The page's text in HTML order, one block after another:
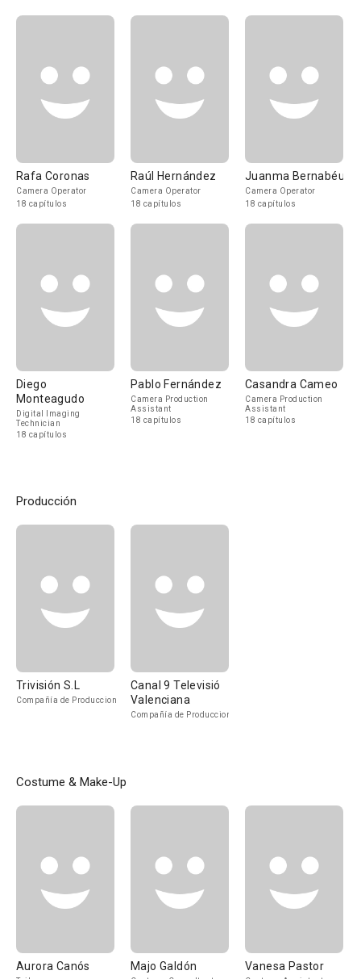
Rafa Coronas
Camera Operator
18 capítulos
Raúl Hernández
Camera Operator
18 capítulos
Juanma Bernabéu
Camera Operator
18 capítulos
Diego
Monteagudo
Digital Imaging
Technician
18 capítulos
Pablo Fernández
Camera Production
Assistant
18 capítulos
Casandra Cameo
Camera Production
Assistant
18 capítulos
Producción
Trivisión S.L
Compañía de Produccion
Canal 9 Televisió
Valenciana
Compañía de Produccion
Costume & Make-Up
Aurora Canós Majo Galdón Vanesa Pastor